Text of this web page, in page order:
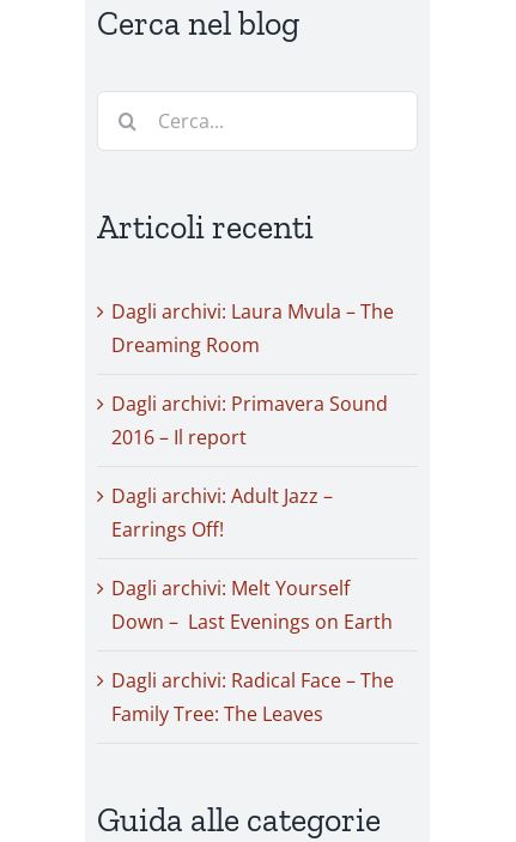
Cerca nel blog
Cerca
Articoli recenti
Dagli archivi: Laura Mvula – The
Dreaming Room
Dagli archivi: Primavera Sound
2016 – Il report
Dagli archivi: Adult Jazz –
Earrings Off!
Dagli archivi: Melt Yourself
Down – Last Evenings on Earth
Dagli archivi: Radical Face – The
Family Tree: The Leaves
Guida alle categorie